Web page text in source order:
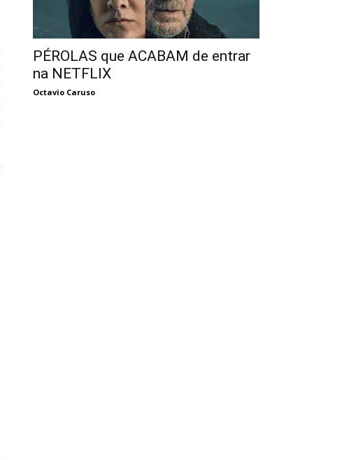
PÉROLAS que ACABAM de entrar
na NETFLIX
Octavio Caruso